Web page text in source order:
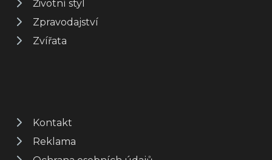
Životní styl
Zpravodajství
Zvířata
Kontakt
Reklama